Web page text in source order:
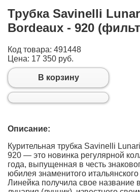
Трубка Savinelli
Bordeaux - 920
Код товара: 491448
Цена: 17 350 руб.
В корзину
Описание:
Курительная трубка Savinelli
920 — это новинка регулярной
года, выпущенная в честь
юбилея знаменитого
Линейка получила свое название